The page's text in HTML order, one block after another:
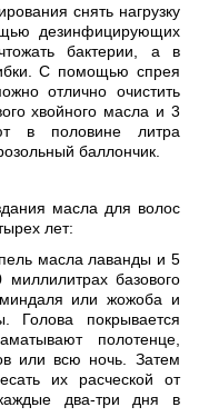
снять нагрузку
дезинфицирующих
бактерии, а в
С помощью спрея
отлично очистить
хвойного масла и 3
в половине литра
баллончик.
масла для волос
лет:
масла лаванды и 5
базового
или жожоба и
Голова покрывается
полотенце,
или всю ночь. Затем
их расческой от
два-три дня в